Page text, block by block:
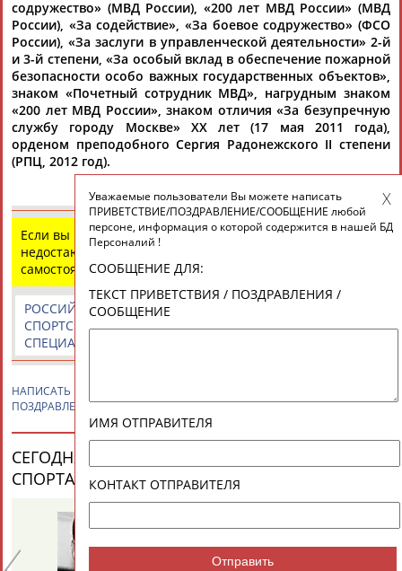
Вопросы сотрудничества и совместной деятельностиinform@infosport.ru
© Стадион, 1998-2026
Адресов в новостной рассылке: 996
Подпишись
содружество» (МВД России), «200 лет МВД России» (МВД
России), «За содействие», «За боевое содружество» (ФСО
России), «За заслуги в управленческой деятельности» 2-й
и 3-й степени, «За особый вклад в обеспечение пожарной
безопасности особо важных государственных объектов»,
знаком «Почетный сотрудник МВД», нагрудным знаком
«200 лет МВД России», знаком отличия «За безупречную
службу городу Москве» ХХ лет (17 мая 2011 года),
орденом преподобного Сергия Радонежского II степени
(РПЦ, 2012 год).
Если вы нашли ошибку в данных или имеете
недостающую информацию, внесите изменения
самостоятельно
НОВОСТИ И
РОССИЙСКИЕ
СПОРТИВНЫЕ
РОССИЙСКИЕ
СПОРТСМЕНЫ,
СПЕЦИАЛИСТЫ
НАПИСАТЬ
ПОЗДРАВЛЕНИЕ / СООБЩЕНИЕ
СЕГОДНЯ ДЕНЬ РОЖДЕНИЯ У ПЕРСОН ИЗ МИРА
СПОРТА (25 ПЕРСОНАЛИЙ)
Уважаемые пользователи Вы можете написать
ПРИВЕТСТВИЕ/ПОЗДРАВЛЕНИЕ/СООБЩЕНИЕ любой
персоне, информация о которой содержится в нашей БД
Персоналий !
СООБЩЕНИЕ ДЛЯ:
ТЕКСТ ПРИВЕТСТВИЯ / ПОЗДРАВЛЕНИЯ /
СООБЩЕНИЕ
ИМЯ ОТПРАВИТЕЛЯ
КОНТАКТ ОТПРАВИТЕЛЯ
Отправить